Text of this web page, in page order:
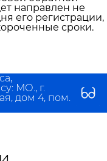
направлен не
его регистрации,
сроки.
МО., г.
дом 4, пом.